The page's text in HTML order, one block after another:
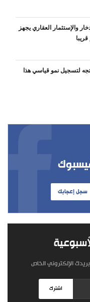
والإستثمار العقاري يجهز
لتسجيل نمو قياسي هذا
سجل إعجابك
الإلكتروني الخاص
اشترك